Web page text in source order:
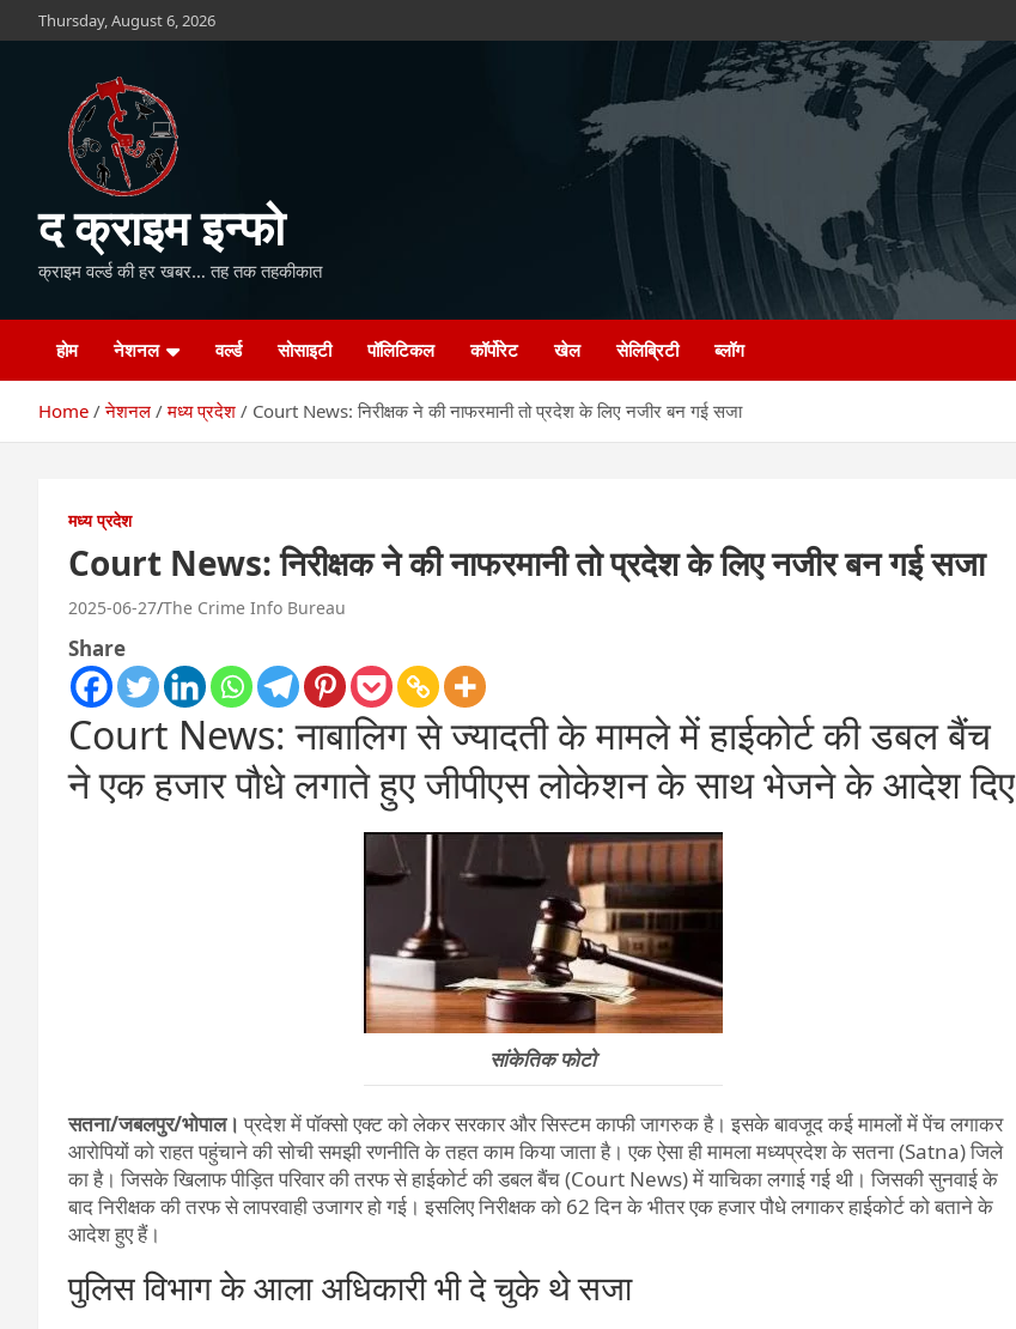
to
Thursday, August 6, 2026
द क्राइम इन्फो
क्राइम वर्ल्ड की हर खबर… तह तक तहकीकात
होम नेशनल वर्ल्ड सोसाइटी पॉलिटिकल कॉर्पोरेट खेल सेलिब्रिटी ब्लॉग
Home नेशनल मध्य प्रदेश Court News: निरीक्षक ने की नाफरमानी तो प्रदेश के लिए नजीर बन गई सजा
मध्य प्रदेश
Court News: निरीक्षक ने की नाफरमानी तो प्रदेश के लिए नजीर बन गई सजा
2025-06-27 The Crime Info Bureau
Share
Court News: नाबालिग से ज्यादती के मामले में हाईकोर्ट की डबल बैंच
ने एक हजार पौधे लगाते हुए जीपीएस लोकेशन के साथ भेजने के आदेश दिए
सांकेतिक फोटो
सतना/जबलपुर/भोपाल। प्रदेश में पॉक्सो एक्ट को लेकर सरकार और सिस्टम काफी जागरुक है। इसके बावजूद कई मामलों में पेंच लगाकर
आरोपियों को राहत पहुंचाने की सोची समझी रणनीति के तहत काम किया जाता है। एक ऐसा ही मामला मध्यप्रदेश के सतना (Satna) जिले
का है। जिसके खिलाफ पीड़ित परिवार की तरफ से हाईकोर्ट की डबल बैंच (Court News) में याचिका लगाई गई थी। जिसकी सुनवाई के
बाद निरीक्षक की तरफ से लापरवाही उजागर हो गई। इसलिए निरीक्षक को 62 दिन के भीतर एक हजार पौधे लगाकर हाईकोर्ट को बताने के
आदेश हुए हैं।
पुलिस विभाग के आला अधिकारी भी दे चुके थे सजा